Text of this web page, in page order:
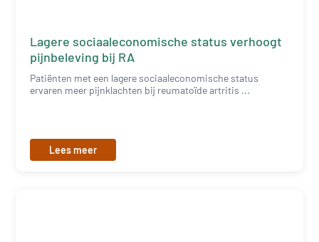
Lagere sociaaleconomische status verhoogt
pijnbeleving bij RA
Patiënten met een lagere sociaaleconomische status
ervaren meer pijnklachten bij reumatoïde artritis ...
Lees meer